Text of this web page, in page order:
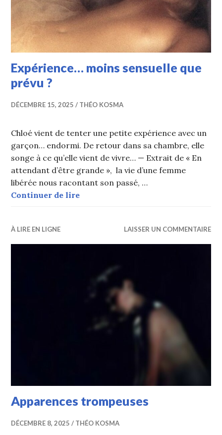
Expérience… moins sensuelle que
prévu ?
DÉCEMBRE 15, 2025 THÉO KOSMA
Chloé vient de tenter une petite expérience avec un
garçon… endormi. De retour dans sa chambre, elle
songe à ce qu’elle vient de vivre… — Extrait de « En
attendant d’être grande », la vie d’une femme
libérée nous racontant son passé, …
Continuer de lireExpérience… moins sensuelle que
À LIRE EN LIGNE LAISSER UN COMMENTAIRE
Apparences trompeuses
DÉCEMBRE 8, 2025 THÉO KOSMA